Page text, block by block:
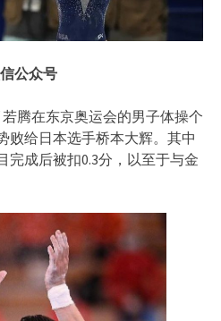
公众号
腾在东京奥运会的男子体操个
败给日本选手桥本大辉。其中
完成后被扣0.3分，以至于与金